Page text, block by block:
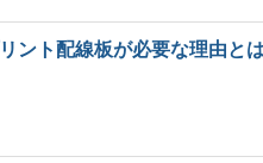
グローバル設計・開発
制御セキュリティ
ント配線板が必要な理由とは